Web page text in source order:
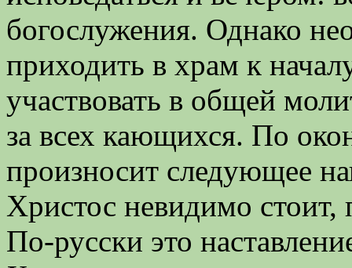
богослужения. Однако
приходить в храм к
участвовать в общей
за всех кающихся. По
произносит следующее
Христос невидимо
По-русски это